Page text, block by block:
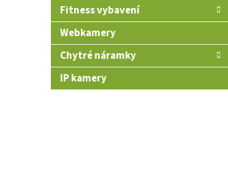
Fitness vybavení
Webkamery
Chytré náramky
IP kamery